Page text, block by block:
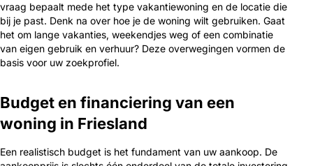
vraag bepaalt mede het type vakantiewoning en de locatie die
bij je past. Denk na over hoe je de woning wilt gebruiken. Gaat
het om lange vakanties, weekendjes weg of een combinatie
van eigen gebruik en verhuur? Deze overwegingen vormen de
basis voor uw zoekprofiel.
Budget en financiering van een
woning in Friesland
Een realistisch budget is het fundament van uw aankoop. De